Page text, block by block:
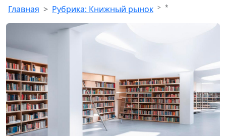
Главная Рубрика: Книжный рынок *